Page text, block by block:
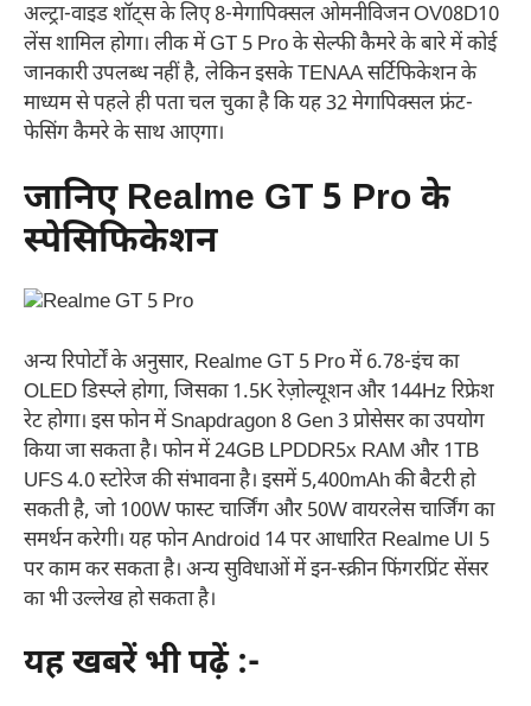
अल्ट्रा-वाइड शॉट्स के लिए 8-मेगापिक्सल ओमनीविजन OV08D10
लेंस शामिल होगा। लीक में GT 5 Pro के सेल्फी कैमरे के बारे में कोई
जानकारी उपलब्ध नहीं है, लेकिन इसके TENAA सर्टिफिकेशन के
माध्यम से पहले ही पता चल चुका है कि यह 32 मेगापिक्सल फ्रंट-
फेसिंग कैमरे के साथ आएगा।
जानिए Realme GT 5 Pro के
स्पेसिफिकेशन
अन्य रिपोर्टों के अनुसार, Realme GT 5 Pro में 6.78-इंच का
OLED डिस्प्ले होगा, जिसका 1.5K रेज़ोल्यूशन और 144Hz रिफ्रेश
रेट होगा। इस फोन में Snapdragon 8 Gen 3 प्रोसेसर का उपयोग
किया जा सकता है। फोन में 24GB LPDDR5x RAM और 1TB
UFS 4.0 स्टोरेज की संभावना है। इसमें 5,400mAh की बैटरी हो
सकती है, जो 100W फास्ट चार्जिंग और 50W वायरलेस चार्जिंग का
समर्थन करेगी। यह फोन Android 14 पर आधारित Realme UI 5
पर काम कर सकता है। अन्य सुविधाओं में इन-स्क्रीन फिंगरप्रिंट सेंसर
का भी उल्लेख हो सकता है।
यह खबरें भी पढ़ें :-